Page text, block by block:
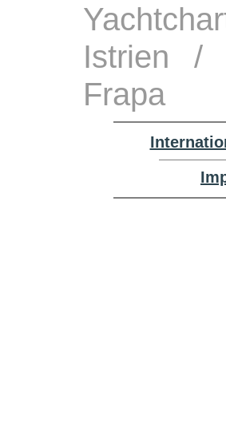
Istrien /
Frapa